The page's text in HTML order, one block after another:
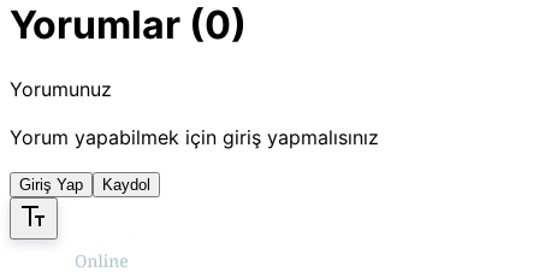
Yorumlar (0)
Yorumunuz
Yorum yapabilmek için giriş yapmalısınız
Giriş Yap Kaydol